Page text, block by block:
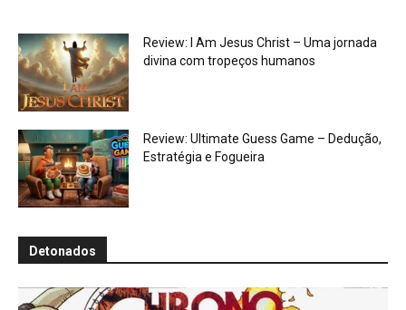
Review: I Am Jesus Christ – Uma jornada
divina com tropeços humanos
Review: Ultimate Guess Game – Dedução,
Estratégia e Fogueira
Detonados